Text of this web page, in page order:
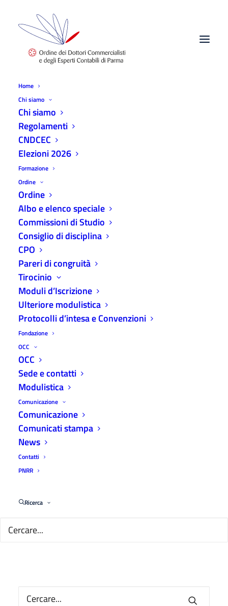
Home
Chi siamo
Chi siamo
Regolamenti
CNDCEC
Elezioni 2026
Formazione
Ordine
Ordine
Albo e elenco speciale
Commissioni di Studio
Consiglio di disciplina
CPO
Pareri di congruità
Tirocinio
Moduli d’Iscrizione
Ulteriore modulistica
Protocolli d’intesa e Convenzioni
Fondazione
OCC
OCC
Sede e contatti
Modulistica
Comunicazione
Comunicazione
Comunicati stampa
News
Contatti
PNRR
Ricerca
Convegno La Tregua Fiscale 2023 -
20/02/2023
10 FEBBRAIO 2023
Convegno La Tregua Fiscale 2023 – 20/02/2023
Home
Eventi ODCEC
Convegno La Tregua Fiscale 2023 – 20/02/2023